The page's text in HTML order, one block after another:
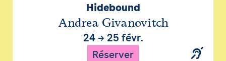
Hidebound
Andrea Givanovitch
24→ 25 févr.
Réserver